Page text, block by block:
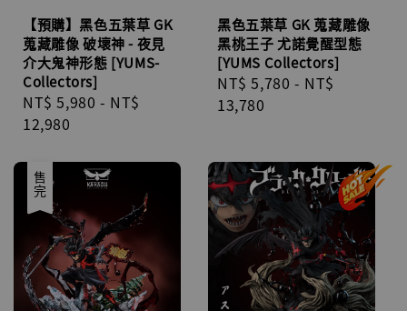
【預購】黑色五葉草 GK
蒐藏雕像 破壞神 - 夜見
介大鬼神形態 [YUMS-
Collectors]
Regular
price
NT$ 5,980 - NT$
12,980
黑色五葉草 GK 蒐藏雕像
黑桃王子 尤諾覺醒型態
[YUMS Collectors]
Regular
price
NT$ 5,780 - NT$
13,780
售完